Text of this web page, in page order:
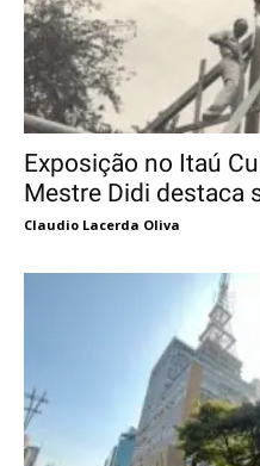
Exposição no Itaú
Mestre Didi destaca
Claudio Lacerda Oliva